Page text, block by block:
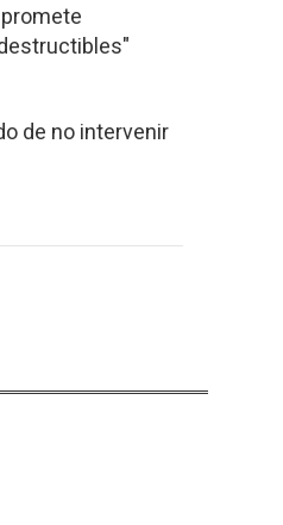
de no intervenir